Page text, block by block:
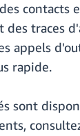
contacts
traces
appels
rapide.
sont